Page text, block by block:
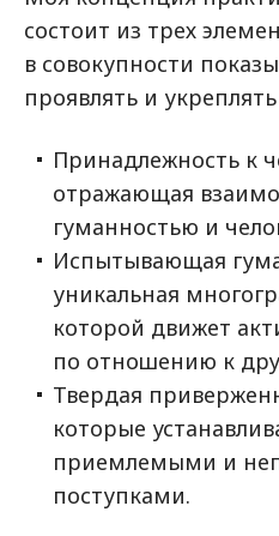
состоит из трех
в совокупности
проявлять и
Принадлежность к
отражающая
гуманностью и
Испытывающая
уникальная
которой движет
по отношению к
Твердая
которые
приемлемыми и
поступками.